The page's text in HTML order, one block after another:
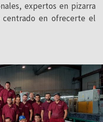
logrado ser unaempresa
.
expertos en pizarra
en ofrecerte el